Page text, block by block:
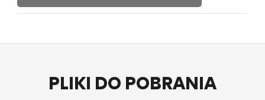
PLIKI DO POBRANIA